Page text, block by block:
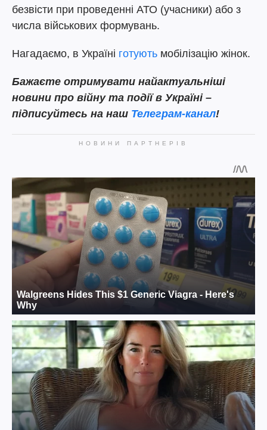
безвісти при проведенні АТО (учасники) або з
числа військових формувань.
Нагадаємо, в Україні готують мобілізацію жінок.
Бажаєте отримувати найактуальніші
новини про війну та події в Україні –
підписуйтесь на наш Телеграм-канал!